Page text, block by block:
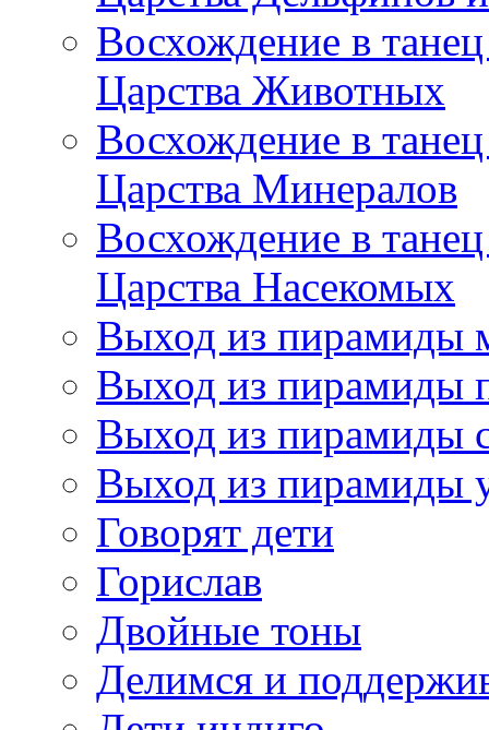
Восхождение в
Царства Животных
Восхождение в
Царства Минералов
Восхождение в
Царства Насекомых
Выход из пирамиды
Выход из пирамиды
Выход из пирамиды
Выход из пирамиды
Говорят дети
Горислав
Двойные тоны
Делимся и